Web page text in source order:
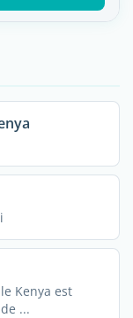
Kenya est
...